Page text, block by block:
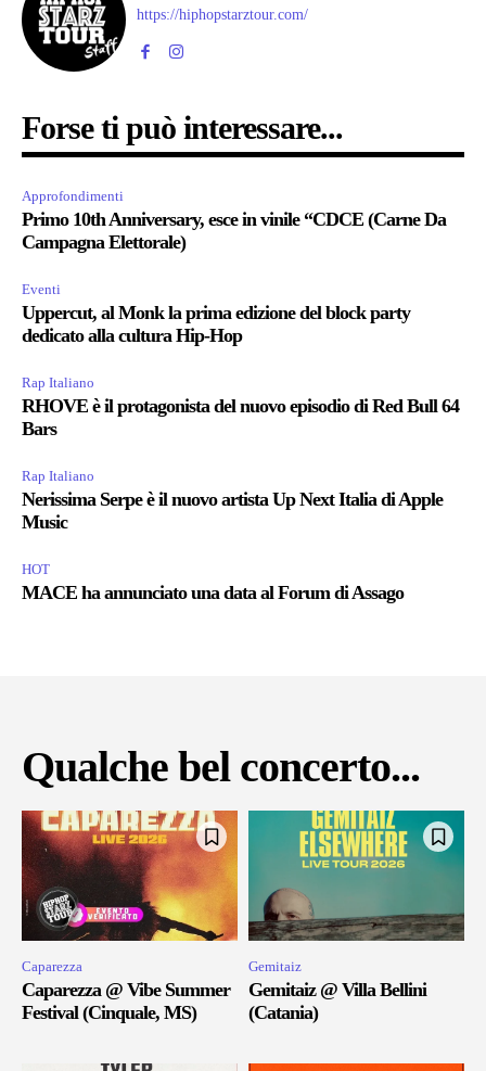
https://hiphopstarztour.com/
Forse ti può interessare...
Approfondimenti
Primo 10th Anniversary, esce in vinile “CDCE (Carne Da
Campagna Elettorale)
Eventi
Uppercut, al Monk la prima edizione del block party
dedicato alla cultura Hip-Hop
Rap Italiano
RHOVE è il protagonista del nuovo episodio di Red Bull 64
Bars
Rap Italiano
Nerissima Serpe è il nuovo artista Up Next Italia di Apple
Music
HOT
MACE ha annunciato una data al Forum di Assago
Qualche bel concerto...
Caparezza
Caparezza @ Vibe Summer
Festival (Cinquale, MS)
Gemitaiz
Gemitaiz @ Villa Bellini
(Catania)